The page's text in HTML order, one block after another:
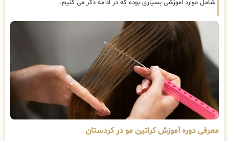
شامل موارد اموزشی بسیاری بوده که در ادامه ذکر می کنیم.
معرفی دوره آموزش کراتین مو در کردستان